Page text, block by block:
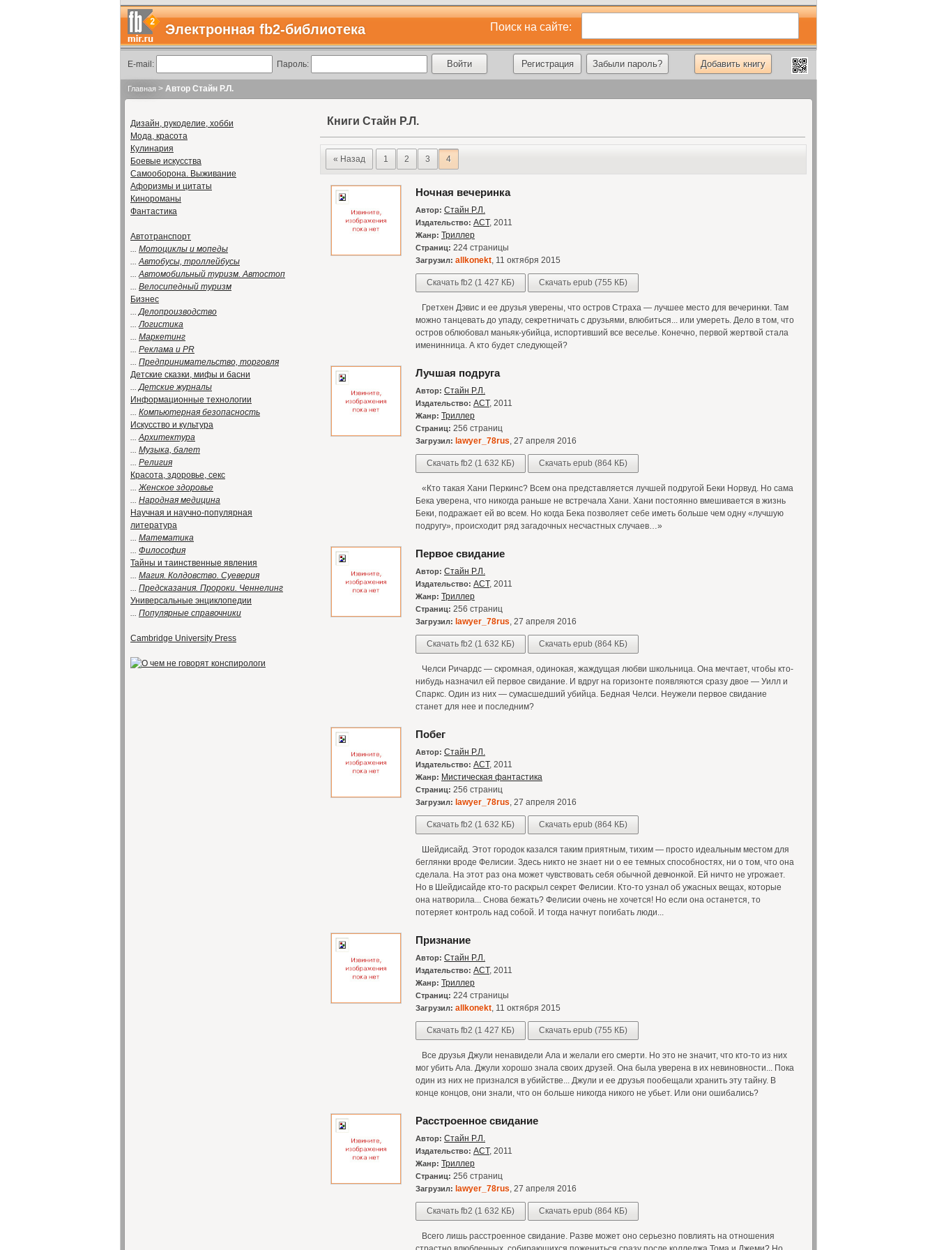
Электронная fb2-библиотека Поиск на сайте:
E-mail: Пароль: Регистрация Забыли пароль? Добавить книгу
Главная > Автор Стайн Р.Л.
Дизайн, рукоделие, хобби
Мода, красота
Кулинария
Боевые искусства
Самооборона. Выживание
Афоризмы и цитаты
Кинороманы
Фантастика
Автотранспорт
... Мотоциклы и мопеды
...Автобусы, троллейбусы
...Автомобильный туризм. Автостоп
... Велосипедный туризм
Бизнес
...Делопроизводство
...Логистика
... Маркетинг
... Реклама и PR
... Предпринимательство, торговля
Детские сказки, мифы и басни
...Детские журналы
Информационные технологии
... Компьютерная безопасность
Искусство и культура
...Архитектура
... Музыка, балет
... Религия
Красота, здоровье, секс
...Женское здоровье
... Народная медицина
Научная и научно-популярная
литература
... Математика
... Философия
Тайны и таинственные явления
... Магия. Колдовство. Суеверия
... Предсказания. Пророки. Ченнелинг
Универсальные энциклопедии
... Популярные справочники
Cambridge University Press
Книги Стайн Р.Л.
« Назад 1 2 3 4
Ночная вечеринка
Автор: Стайн Р.Л.
Издательство: АСТ, 2011
Жанр: Триллер
Страниц: 224 страницы
Загрузил: allkonekt, 11 октября 2015
Скачать fb2 (1 427 КБ) Скачать epub (755 КБ)
Гретхен Дэвис и ее друзья уверены, что остров Страха — лучшее место для вечеринки. Там
можно танцевать до упаду, секретничать с друзьями, влюбиться... или умереть. Дело в том, что
остров облюбовал маньяк-убийца, испортивший все веселье. Конечно, первой жертвой стала
именинница. А кто будет следующей?
Лучшая подруга
Автор: Стайн Р.Л.
Издательство: АСТ, 2011
Жанр: Триллер
Страниц: 256 страниц
Загрузил: lawyer_78rus, 27 апреля 2016
Скачать fb2 (1 632 КБ) Скачать epub (864 КБ)
«Кто такая Хани Перкинс? Всем она представляется лучшей подругой Беки Норвуд. Но сама
Бека уверена, что никогда раньше не встречала Хани. Хани постоянно вмешивается в жизнь
Беки, подражает ей во всем. Но когда Бека позволяет себе иметь больше чем одну «лучшую
подругу», происходит ряд загадочных несчастных случаев…»
Первое свидание
Автор: Стайн Р.Л.
Издательство: АСТ, 2011
Жанр: Триллер
Страниц: 256 страниц
Загрузил: lawyer_78rus, 27 апреля 2016
Скачать fb2 (1 632 КБ) Скачать epub (864 КБ)
Челси Ричардс — скромная, одинокая, жаждущая любви школьница. Она мечтает, чтобы кто-
нибудь назначил ей первое свидание. И вдруг на горизонте появляются сразу двое — Уилл и
Спаркс. Один из них — сумасшедший убийца. Бедная Челси. Неужели первое свидание
станет для нее и последним?
Побег
Автор: Стайн Р.Л.
Издательство: АСТ, 2011
Жанр: Мистическая фантастика
Страниц: 256 страниц
Загрузил: lawyer_78rus, 27 апреля 2016
Скачать fb2 (1 632 КБ) Скачать epub (864 КБ)
Шейдисайд. Этот городок казался таким приятным, тихим — просто идеальным местом для
беглянки вроде Фелисии. Здесь никто не знает ни о ее темных способностях, ни о том, что она
сделала. На этот раз она может чувствовать себя обычной девчонкой. Ей ничто не угрожает.
Но в Шейдисайде кто-то раскрыл секрет Фелисии. Кто-то узнал об ужасных вещах, которые
она натворила... Снова бежать? Фелисии очень не хочется! Но если она останется, то
потеряет контроль над собой. И тогда начнут погибать люди...
Признание
Автор: Стайн Р.Л.
Издательство: АСТ, 2011
Жанр: Триллер
Страниц: 224 страницы
Загрузил: allkonekt, 11 октября 2015
Скачать fb2 (1 427 КБ) Скачать epub (755 КБ)
Все друзья Джули ненавидели Ала и желали его смерти. Но это не значит, что кто-то из них
мог убить Ала. Джули хорошо знала своих друзей. Она была уверена в их невиновности... Пока
один из них не признался в убийстве... Джули и ее друзья пообещали хранить эту тайну. В
конце концов, они знали, что он больше никогда никого не убьет. Или они ошибались?
Расстроенное свидание
Автор: Стайн Р.Л.
Издательство: АСТ, 2011
Жанр: Триллер
Страниц: 256 страниц
Загрузил: lawyer_78rus, 27 апреля 2016
Скачать fb2 (1 632 КБ) Скачать epub (864 КБ)
Всего лишь расстроенное свидание. Разве может оно серьезно повлиять на отношения